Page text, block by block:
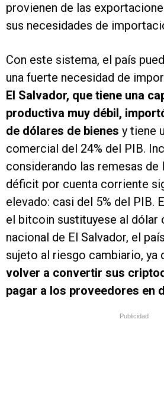
provienen de las
sus necesidades de
Con este sistema, el país
una fuerte necesidad de
El Salvador, que tiene una
productiva muy débil,
de dólares de bienes y tiene
comercial del 24% del PIB.
considerando las remesas de
déficit por cuenta corriente
elevado: casi del 5% del PIB.
el bitcoin sustituyese al dólar
nacional de El Salvador, el
sujeto al riesgo cambiario, ya
volver a convertir sus
pagar a los proveedores en
Publicidad